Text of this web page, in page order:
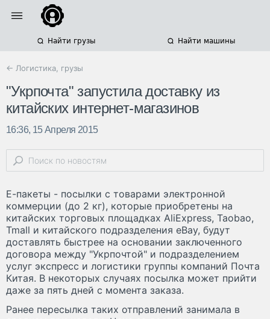
Найти грузы Найти машины
← Логистика, грузы
"Укрпочта" запустила доставку из
китайских интернет-магазинов
16:36, 15 Апреля 2015
Е-пакеты - посылки с товарами электронной
коммерции (до 2 кг), которые приобретены на
китайских торговых площадках AliExpress, Taobao,
Tmall и китайского подразделения eBay, будут
доставлять быстрее на основании заключенного
договора между "Укрпочтой" и подразделением
услуг экспресс и логистики группы компаний Почта
Китая. В некоторых случаях посылка может прийти
даже за пять дней с момента заказа.
Ранее пересылка таких отправлений занимала в